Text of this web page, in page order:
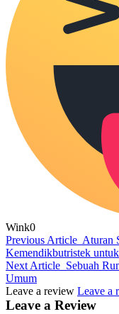
Wink0
Previous Article Aturan
Kemendikbutristek
Next Article Sebuah
Umum
Leave a review Leave a
Leave a Review